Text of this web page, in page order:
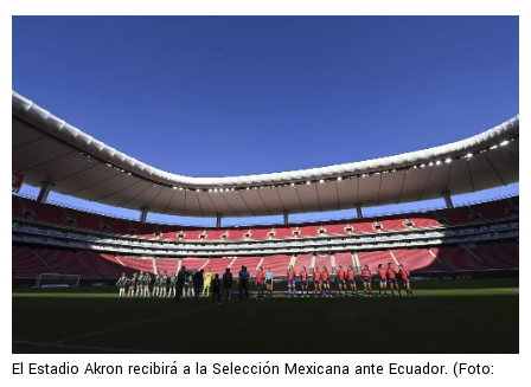
El Estadio Akron recibirá a la Selección Mexicana ante Ecuador. (Foto: